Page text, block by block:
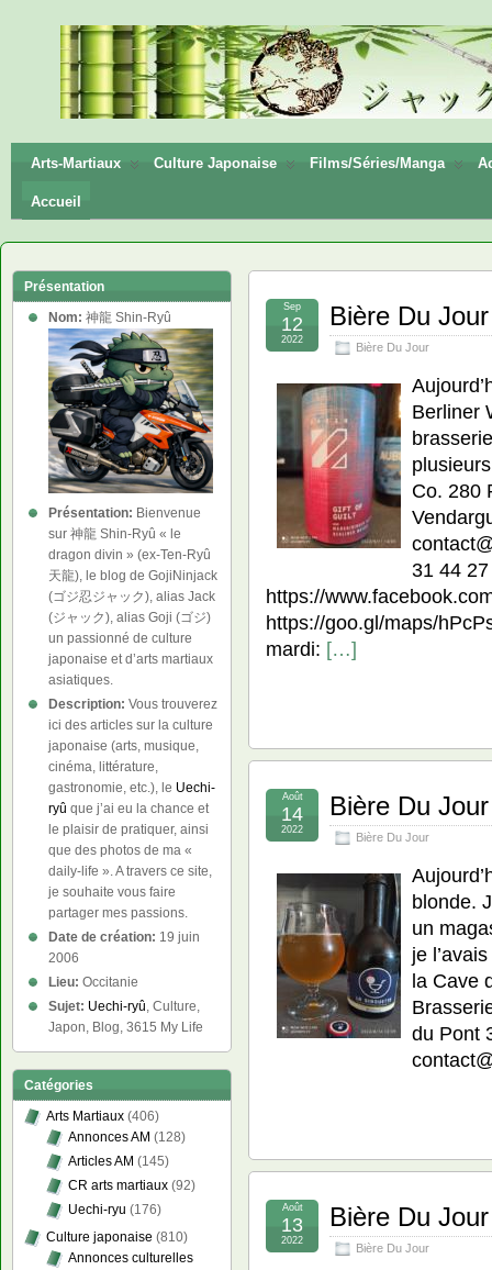
神龍
Shin-
Ryū
Arts-Martiaux Culture Japonaise Films/Séries/Manga
Accueil
Bière Du
Bière Du Jour
Sep
12
2022
Berliner
Co. 280
31 44
https://
https://goo.gl/maps/
mardi: […]
Bière Du
Bière Du Jour
Août
14
2022
blonde.
un
je
la Cave
du Pont
Bière Du
Bière Du Jour
Août
13
2022
Présentation
Nom: 神龍 Shin-Ryû
Présentation: Bienvenue
sur 神龍 Shin-Ryû « le
dragon divin » (ex-Ten-Ryû
天龍), le blog de GojiNinjack
(ゴジ忍ジャック), alias Jack
(ジャック), alias Goji (ゴジ)
un passionné de culture
japonaise et d’arts martiaux
asiatiques.
Description: Vous trouverez
ici des articles sur la culture
japonaise (arts, musique,
cinéma, littérature,
gastronomie, etc.), le Uechi-
ryû que j’ai eu la chance et
le plaisir de pratiquer, ainsi
que des photos de ma «
daily-life ». A travers ce site,
je souhaite vous faire
partager mes passions.
Date de création: 19 juin
2006
Lieu: Occitanie
Sujet: Uechi-ryû, Culture,
Japon, Blog, 3615 My Life
Catégories
Arts Martiaux (406)
Annonces AM (128)
Articles AM (145)
CR arts martiaux (92)
Uechi-ryu (176)
Culture japonaise (810)
Annonces culturelles